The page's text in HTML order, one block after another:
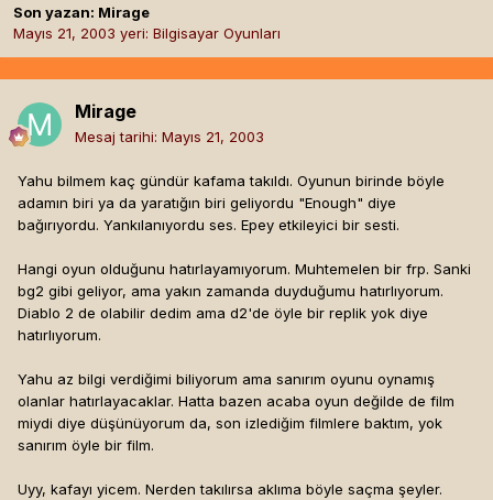
Son yazan: Mirage
Mayıs 21, 2003 yeri: Bilgisayar Oyunları
Mirage
Mesaj tarihi: Mayıs 21, 2003
Yahu bilmem kaç gündür kafama takıldı. Oyunun birinde böyle
adamın biri ya da yaratığın biri geliyordu "Enough" diye
bağırıyordu. Yankılanıyordu ses. Epey etkileyici bir sesti.
Hangi oyun olduğunu hatırlayamıyorum. Muhtemelen bir frp. Sanki
bg2 gibi geliyor, ama yakın zamanda duyduğumu hatırlıyorum.
Diablo 2 de olabilir dedim ama d2'de öyle bir replik yok diye
hatırlıyorum.
Yahu az bilgi verdiğimi biliyorum ama sanırım oyunu oynamış
olanlar hatırlayacaklar. Hatta bazen acaba oyun değilde de film
miydi diye düşünüyorum da, son izlediğim filmlere baktım, yok
sanırım öyle bir film.
Uyy, kafayı yicem. Nerden takılırsa aklıma böyle saçma şeyler.